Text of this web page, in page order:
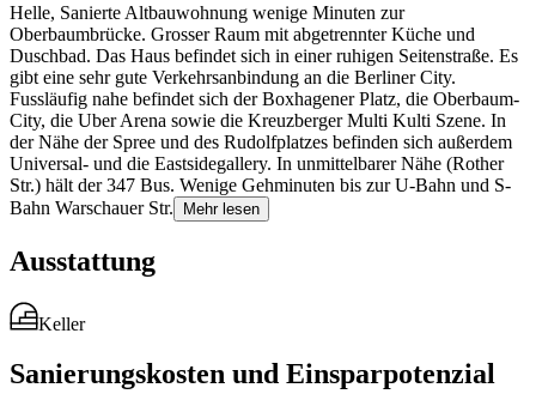
Helle, Sanierte Altbauwohnung wenige Minuten zur
Oberbaumbrücke. Grosser Raum mit abgetrennter Küche und
Duschbad. Das Haus befindet sich in einer ruhigen Seitenstraße. Es
gibt eine sehr gute Verkehrsanbindung an die Berliner City.
Fussläufig nahe befindet sich der Boxhagener Platz, die Oberbaum-
City, die Uber Arena sowie die Kreuzberger Multi Kulti Szene. In
der Nähe der Spree und des Rudolfplatzes befinden sich außerdem
Universal- und die Eastsidegallery. In unmittelbarer Nähe (Rother
Str.) hält der 347 Bus. Wenige Gehminuten bis zur U-Bahn und S-
Bahn Warschauer Str.
Mehr lesen
Ausstattung
Keller
Sanierungskosten und Einsparpotenzial